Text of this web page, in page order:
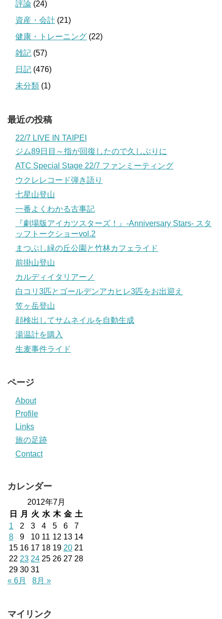
評論 (24)
資産・会計 (21)
健康・トレーニング (22)
雑記 (57)
日記 (476)
未分類 (1)
最近の投稿
22/7 LIVE IN TAIPEI
ジム89日目～指が回復したので久しぶりに
ATC Special Stage 22/7 ファンミーティング
ウクレレコード弾き語り
七星山登山
一番よくわかる古事記
『劇場版アイカツスターズ！』-Anniversary Stars- スタ
ッフトークショーvol.2
まつぶし緑の丘公園と竹林カフェライド
前掛山登山
カルディイタリアーノ
白コリ3匹とゴールデンアカヒレ3匹をお出迎え
笠ヶ岳登山
顔検出してサムネイルを自動生成
湯温計を購入
生麦事件ライド
ページ
About
Profile
Links
旅の足跡
Contact
カレンダー
2012年7月
日
月 火 水 木 金 土
1
2 3 4 5 6
7
8
9 10 11 12 13 14
15 16 17 18 19 20 21
22 23 24 25 26 27 28
29 30 31
« 6月
8月 »
マイリンク